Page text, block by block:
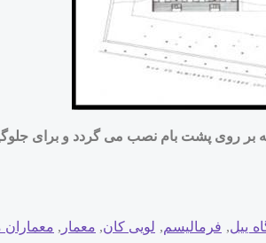
بر روی پشت بام نصب می گردد و برای
ییل, فرمالیسم, لویی کان, معمار , معماران